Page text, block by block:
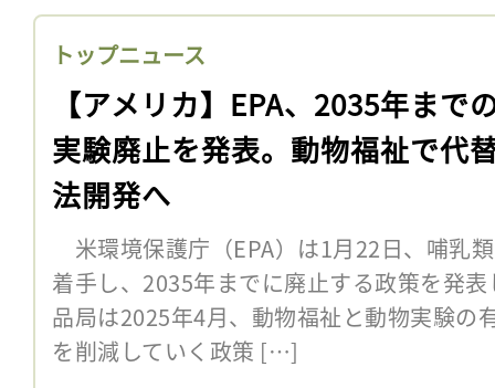
トップニュース
【アメリカ】EPA、2035年まで
実験廃止を発表。動物福祉で代
法開発へ
米環境保護庁（EPA）は1月22日、哺乳
着手し、2035年までに廃止する政策を発
品局は2025年4月、動物福祉と動物実験の
を削減していく政策 […]